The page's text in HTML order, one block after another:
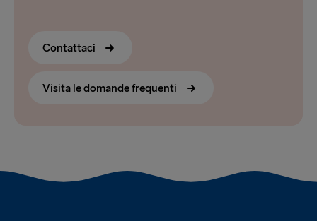
Contattaci
Visita le domande frequenti